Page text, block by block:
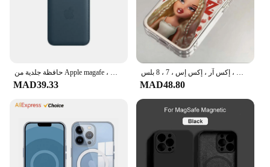
حافظة جلدية من Apple magafe ، غطاء حقيبة هاتف ، حامل بطاقة ، أصلي ، ملحقات ، iPhone 15 ، 14 ، 13 ، 12 Pro Max ، Plus
MAD39.33
جراب هاتف جميل براتز دمية ، غطاء شفاف ، آيفون 16 ، 15 ، 14 ، 13 ، 12 ، 11 ، ميني ، برو ، ماكس ، إكس آر ، إكس إس ، 7 ، 8 بلس ، SE20 ، أزياء
MAD48.80